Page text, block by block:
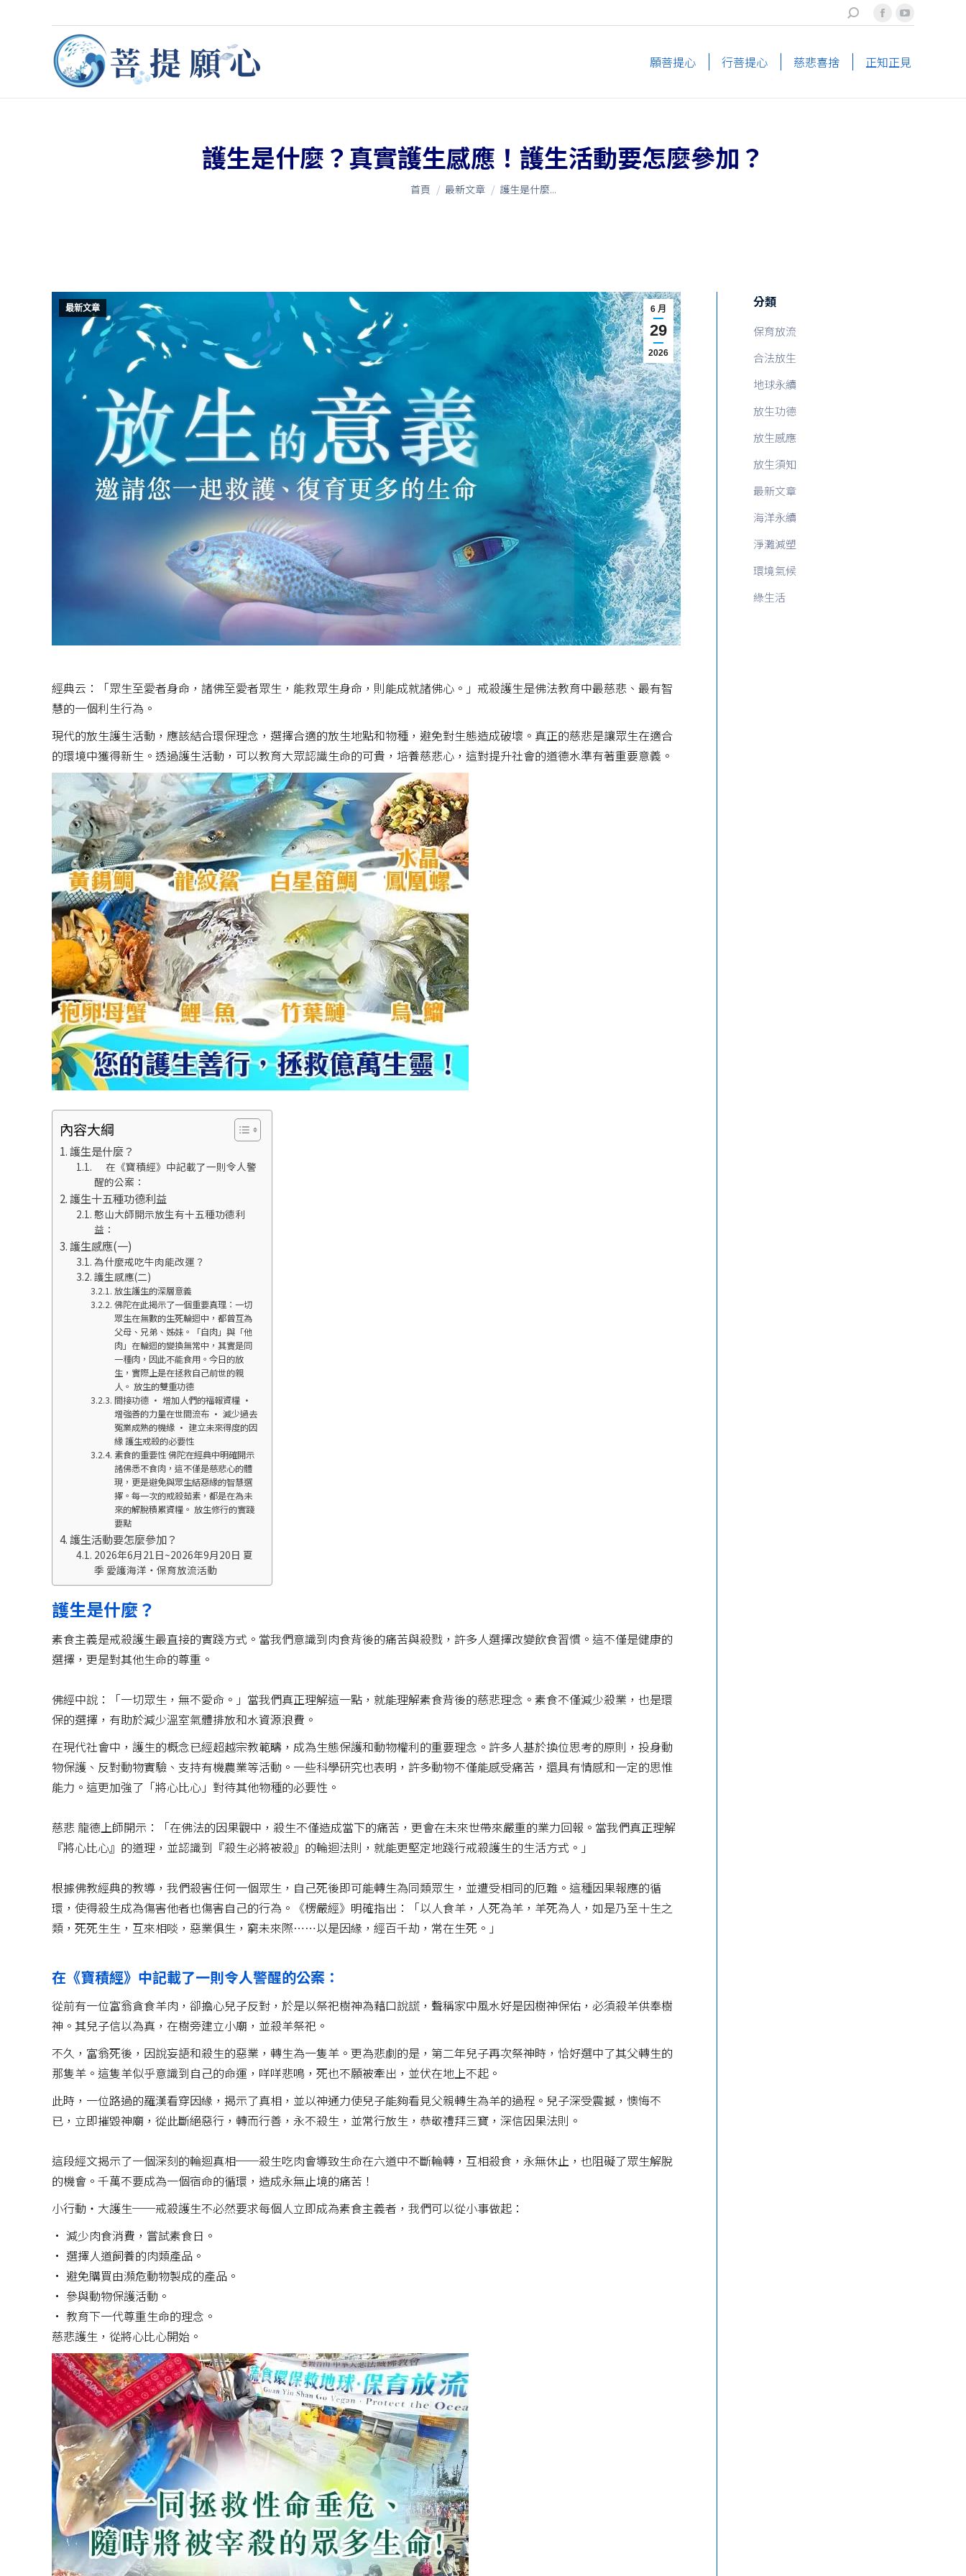
搜
索
Facebook
opens
YouTube
opens
願菩提心 行菩提心 慈悲喜捨 正知正見
護生是什麼？真實護生感應！護生活動要怎麼參加？
您在這裡：
首頁 最新文章 護生是什麼...
6 月
29
2026
最新文章
經典云：「眾生至愛者身命，諸佛至愛者眾生，能救眾生身命，則能成就諸佛心。」戒殺護生是佛法教育中最慈悲、最有智
慧的一個利生行為。
現代的放生護生活動，應該結合環保理念，選擇合適的放生地點和物種，避免對生態造成破壞。真正的慈悲是讓眾生在適合
的環境中獲得新生。透過護生活動，可以教育大眾認識生命的可貴，培養慈悲心，這對提升社會的道德水準有著重要意義。
內容大綱
護生是什麼？
ㅤ 在《寶積經》中記載了一則令人警
醒的公案：
護生十五種功德利益
憨山大師開示放生有十五種功德利
益：
護生感應(一)
為什麼戒吃牛肉能改運？
護生感應(二)
放生護生的深層意義
佛陀在此揭示了一個重要真理：一切
眾生在無數的生死輪迴中，都曾互為
父母、兄弟、姊妹。「自肉」與「他
肉」在輪迴的變換無常中，其實是同
一種肉，因此不能食用。今日的放
生，實際上是在拯救自己前世的親
人。 放生的雙重功德
間接功德 • 增加人們的福報資糧 •
增強善的力量在世間流布 • 減少過去
冤業成熟的機緣 • 建立未來得度的因
緣 護生戒殺的必要性
素食的重要性 佛陀在經典中明確開示
諸佛悉不食肉，這不僅是慈悲心的體
現，更是避免與眾生結惡緣的智慧選
擇。每一次的戒殺茹素，都是在為未
來的解脫積累資糧。 放生修行的實踐
要點
護生活動要怎麼參加？
2026年6月21日~2026年9月20日 夏
季 愛護海洋‧保育放流活動
護生是什麼？
素食主義是戒殺護生最直接的實踐方式。當我們意識到肉食背後的痛苦與殺戮，許多人選擇改變飲食習慣。這不僅是健康的
選擇，更是對其他生命的尊重。
佛經中說：「一切眾生，無不愛命。」當我們真正理解這一點，就能理解素食背後的慈悲理念。素食不僅減少殺業，也是環
保的選擇，有助於減少溫室氣體排放和水資源浪費。
在現代社會中，護生的概念已經超越宗教範疇，成為生態保護和動物權利的重要理念。許多人基於換位思考的原則，投身動
物保護、反對動物實驗、支持有機農業等活動。一些科學研究也表明，許多動物不僅能感受痛苦，還具有情感和一定的思惟
能力。這更加強了「將心比心」對待其他物種的必要性。
慈悲 龍德上師開示：「在佛法的因果觀中，殺生不僅造成當下的痛苦，更會在未來世帶來嚴重的業力回報。當我們真正理解
『將心比心』的道理，並認識到『殺生必將被殺』的輪迴法則，就能更堅定地踐行戒殺護生的生活方式。」
根據佛教經典的教導，我們殺害任何一個眾生，自己死後即可能轉生為同類眾生，並遭受相同的厄難。這種因果報應的循
環，使得殺生成為傷害他者也傷害自己的行為。《楞嚴經》明確指出：「以人食羊，人死為羊，羊死為人，如是乃至十生之
類，死死生生，互來相啖，惡業俱生，窮未來際……以是因緣，經百千劫，常在生死。」
在《寶積經》中記載了一則令人警醒的公案：
從前有一位富翁貪食羊肉，卻擔心兒子反對，於是以祭祀樹神為藉口說謊，聲稱家中風水好是因樹神保佑，必須殺羊供奉樹
神。其兒子信以為真，在樹旁建立小廟，並殺羊祭祀。
不久，富翁死後，因說妄語和殺生的惡業，轉生為一隻羊。更為悲劇的是，第二年兒子再次祭神時，恰好選中了其父轉生的
那隻羊。這隻羊似乎意識到自己的命運，咩咩悲鳴，死也不願被牽出，並伏在地上不起。
此時，一位路過的羅漢看穿因緣，揭示了真相，並以神通力使兒子能夠看見父親轉生為羊的過程。兒子深受震撼，懊悔不
已，立即摧毀神廟，從此斷絕惡行，轉而行善，永不殺生，並常行放生，恭敬禮拜三寶，深信因果法則。
這段經文揭示了一個深刻的輪迴真相──殺生吃肉會導致生命在六道中不斷輪轉，互相殺食，永無休止，也阻礙了眾生解脫
的機會。千萬不要成為一個宿命的循環，造成永無止境的痛苦！
小行動‧大護生──戒殺護生不必然要求每個人立即成為素食主義者，我們可以從小事做起：
• 減少肉食消費，嘗試素食日。
• 選擇人道飼養的肉類產品。
• 避免購買由瀕危動物製成的產品。
• 參與動物保護活動。
• 教育下一代尊重生命的理念。
慈悲護生，從將心比心開始。
分類
保育放流
合法放生
地球永續
放生功德
放生感應
放生須知
最新文章
海洋永續
淨灘減塑
環境氣候
綠生活